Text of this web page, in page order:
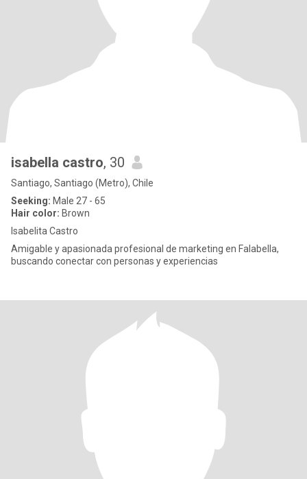
isabella castro, 30
Santiago, Santiago (Metro), Chile
Seeking: Male 27 - 65
Hair color: Brown
Isabelita Castro
Amigable y apasionada profesional de marketing en Falabella,
buscando conectar con personas y experiencias